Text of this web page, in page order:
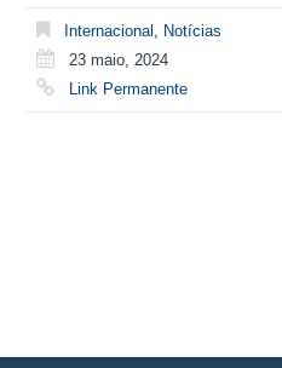
Internacional , Notícias
23 maio, 2024
Link Permanente